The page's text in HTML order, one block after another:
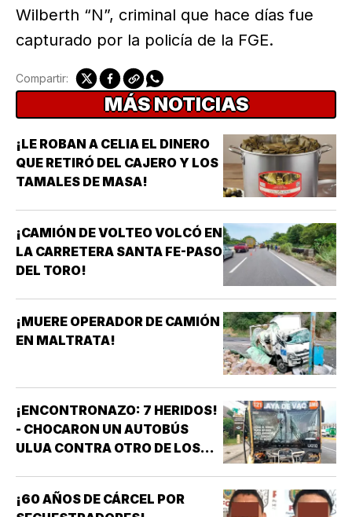
Wilberth “N”, criminal que hace días fue
capturado por la policía de la FGE.
Compartir:
MÁS NOTICIAS
¡LE ROBAN A CELIA EL DINERO
QUE RETIRÓ DEL CAJERO Y LOS
TAMALES DE MASA!
¡CAMIÓN DE VOLTEO VOLCÓ EN
LA CARRETERA SANTA FE-PASO
DEL TORO!
¡MUERE OPERADOR DE CAMIÓN
EN MALTRATA!
¡ENCONTRONAZO: 7 HERIDOS!
- CHOCARON UN AUTOBÚS
ULUA CONTRA OTRO DE LOS
¡60 AÑOS DE CÁRCEL POR